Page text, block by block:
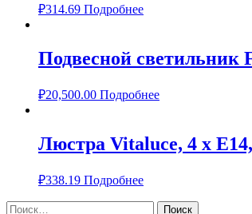
₽314.69 Подробнее
Подвесной светильник
₽20,500.00 Подробнее
Люстра Vitaluce, 4 х
₽338.19 Подробнее
Найти: